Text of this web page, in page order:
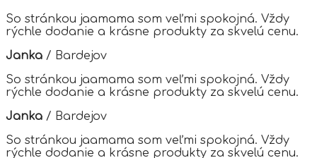
So stránkou jaamama som veľmi spokojná. Vždy
rýchle dodanie a krásne produkty za skvelú cenu.
Janka / Bardejov
So stránkou jaamama som veľmi spokojná. Vždy
rýchle dodanie a krásne produkty za skvelú cenu.
Janka / Bardejov
So stránkou jaamama som veľmi spokojná. Vždy
rýchle dodanie a krásne produkty za skvelú cenu.